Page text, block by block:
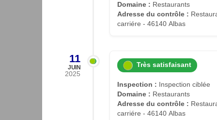
Domaine : Restaurants
Adresse du contrôle :
carriére - 46140 Albas
11
JUIN
2025
Très satisfaisant
Inspection : Inspection ciblée
Domaine : Restaurants
Adresse du contrôle :
carriére - 46140 Albas